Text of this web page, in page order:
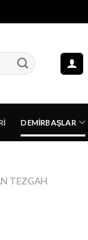
DEMIRBAŞLAR
TEZGAH